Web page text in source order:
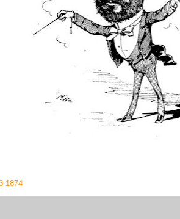
1874